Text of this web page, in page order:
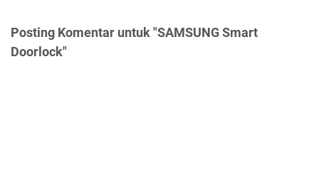
Posting Komentar untuk "SAMSUNG Smart
Doorlock"